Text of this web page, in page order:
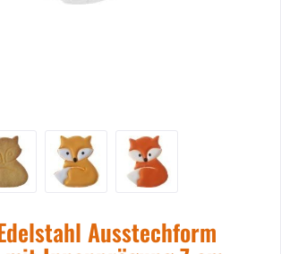
Ausstechform